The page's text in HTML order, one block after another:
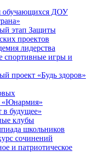
обучающихся ДОУ
этап Защиты
проектов
лидерства
спортивные игры и
проект «Будь здоров»
в будущее»
клубы
школьников
сочинений
и патриотическое